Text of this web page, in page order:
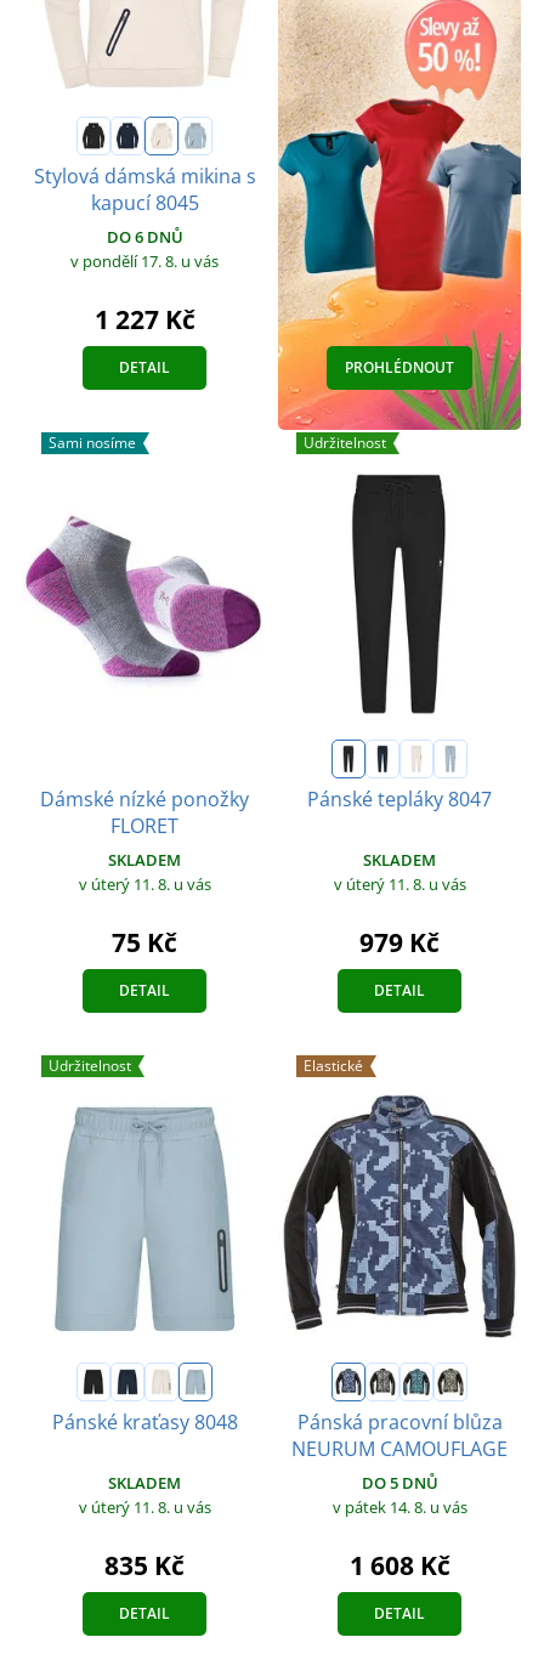
Stylová dámská mikina s
kapucí 8045
DO 6 DNŮ
v pondělí 17. 8. u vás
1 227 Kč
DETAIL PROHLÉDNOUT
Sami nosíme
Dámské nízké ponožky
FLORET
SKLADEM
v úterý 11. 8. u vás
75 Kč
DETAIL
Udržitelnost
Pánské tepláky 8047
SKLADEM
v úterý 11. 8. u vás
979 Kč
DETAIL
Udržitelnost
Pánské kraťasy 8048
SKLADEM
v úterý 11. 8. u vás
835 Kč
DETAIL
Elastické
Pánská pracovní blůza
NEURUM CAMOUFLAGE
DO 5 DNŮ
v pátek 14. 8. u vás
1 608 Kč
DETAIL